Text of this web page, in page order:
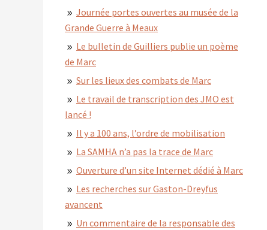
Journée portes ouvertes au musée de la
Grande Guerre à Meaux
Le bulletin de Guilliers publie un poème
de Marc
Sur les lieux des combats de Marc
Le travail de transcription des JMO est
lancé !
Il y a 100 ans, l’ordre de mobilisation
La SAMHA n’a pas la trace de Marc
Ouverture d’un site Internet dédié à Marc
Les recherches sur Gaston-Dreyfus
avancent
Un commentaire de la responsable des